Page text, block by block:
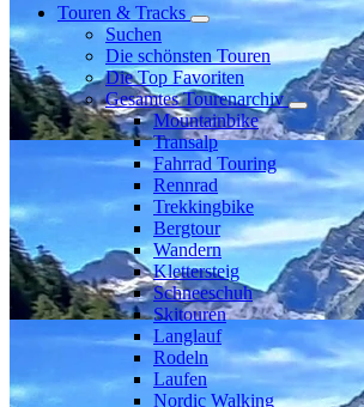
Touren & Tracks
Suchen
Die schönsten Touren
Die Top Favoriten
Gesamtes Tourenarchiv
Mountainbike
Transalp
Fahrrad Touring
Rennrad
Trekkingbike
Bergtour
Wandern
Klettersteig
Schneeschuh
Skitouren
Langlauf
Rodeln
Laufen
Nordic Walking